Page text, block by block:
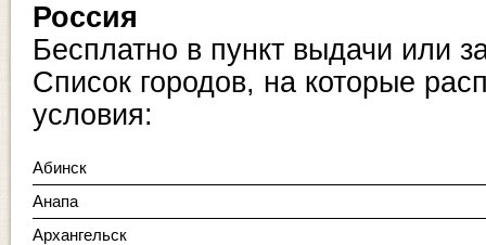
Россия
Бесплатно в пункт выдачи или
Список городов, на которые
условия:
Абинск
Анапа
Архангельск